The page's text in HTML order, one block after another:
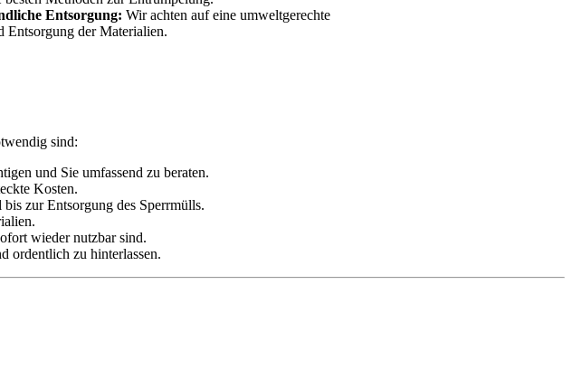
Entsorgung: Wir achten auf eine umweltgerechte
Entsorgung der Materialien.
sind:
und Sie umfassend zu beraten.
Kosten.
zur Entsorgung des Sperrmülls.
wieder nutzbar sind.
ordentlich zu hinterlassen.